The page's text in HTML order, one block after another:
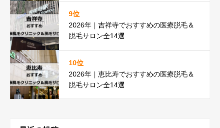
9位
2026年｜吉祥寺でおすすめの医療脱毛＆
脱毛サロン全14選
10位
2026年｜恵比寿でおすすめの医療脱毛＆
脱毛サロン全14選